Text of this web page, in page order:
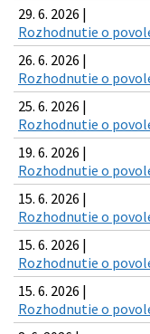
29. 6. 2026 |
Rozhodnutie o
26. 6. 2026 |
Rozhodnutie o
25. 6. 2026 |
Rozhodnutie o
19. 6. 2026 |
Rozhodnutie o
15. 6. 2026 |
Rozhodnutie o
15. 6. 2026 |
Rozhodnutie o
15. 6. 2026 |
Rozhodnutie o